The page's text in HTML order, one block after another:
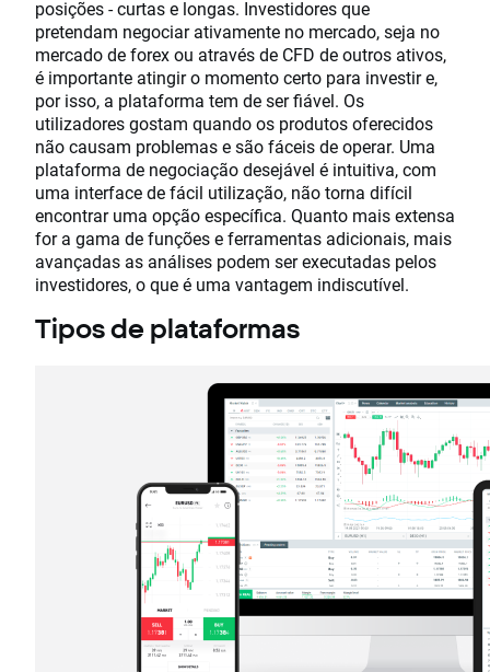
posições - curtas e longas. Investidores que
pretendam negociar ativamente no mercado, seja no
mercado de forex ou através de CFD de outros ativos,
é importante atingir o momento certo para investir e,
por isso, a plataforma tem de ser fiável. Os
utilizadores gostam quando os produtos oferecidos
não causam problemas e são fáceis de operar. Uma
plataforma de negociação desejável é intuitiva, com
uma interface de fácil utilização, não torna difícil
encontrar uma opção específica. Quanto mais extensa
for a gama de funções e ferramentas adicionais, mais
avançadas as análises podem ser executadas pelos
investidores, o que é uma vantagem indiscutível.
Tipos de plataformas